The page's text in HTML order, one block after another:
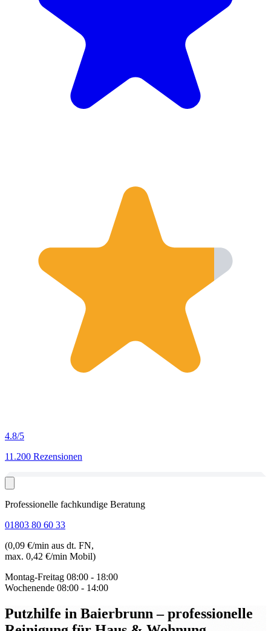
4.8/5
11.200 Rezensionen
Professionelle fachkundige Beratung
01803 80 60 33
(0,09 €/min aus dt. FN,
max. 0,42 €/min Mobil)
Montag-Freitag 08:00 - 18:00
Wochenende 08:00 - 14:00
Putzhilfe in Baierbrunn– professionelle